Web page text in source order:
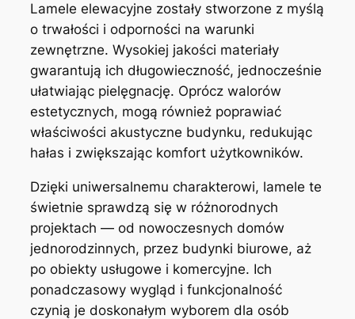
Lamele elewacyjne zostały stworzone z myślą
o trwałości i odporności na warunki
zewnętrzne. Wysokiej jakości materiały
gwarantują ich długowieczność, jednocześnie
ułatwiając pielęgnację. Oprócz walorów
estetycznych, mogą również poprawiać
właściwości akustyczne budynku, redukując
hałas i zwiększając komfort użytkowników.
Dzięki uniwersalnemu charakterowi, lamele te
świetnie sprawdzą się w różnorodnych
projektach — od nowoczesnych domów
jednorodzinnych, przez budynki biurowe, aż
po obiekty usługowe i komercyjne. Ich
ponadczasowy wygląd i funkcjonalność
czynią je doskonałym wyborem dla osób